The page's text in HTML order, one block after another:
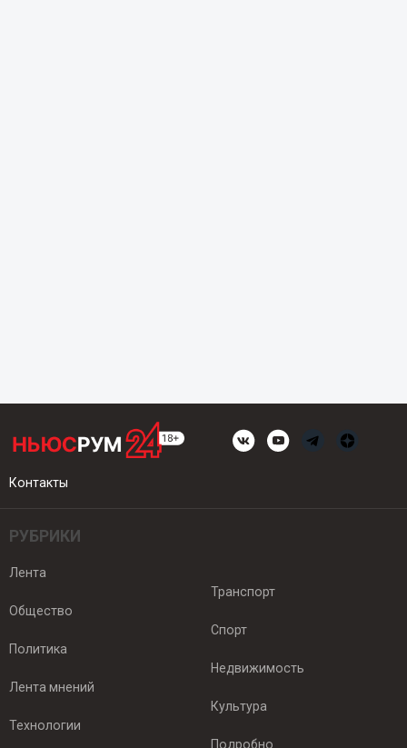
Контакты
РУБРИКИ
Лента
Общество
Политика
Лента мнений
Технологии
Транспорт
Спорт
Недвижимость
Культура
Подробно